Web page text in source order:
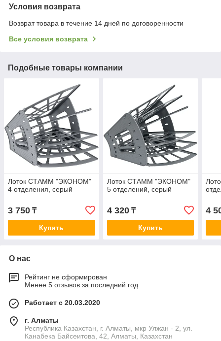
Условия возврата
Возврат товара в течение 14 дней по договоренности
Все условия возврата
Подобные товары компании
Лоток СТАММ "ЭКОНОМ"
4 отделения, серый
3 750 ₸
Купить
Лоток СТАММ "ЭКОНОМ"
5 отделений, серый
4 320₸
Купить
4
О нас
Рейтинг не сформирован
Менее 5 отзывов за последний год
Работает с 20.03.2020
г. Алматы
Республика Казахстан, г. Алматы, мкр Улжан - 2, ул.
Канабека Байсеитова, 42, Алматы, Казахстан